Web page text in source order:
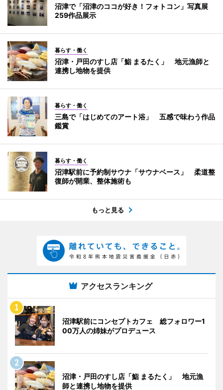
沼津で「沼津のココが好き！フォトコン」写真展
259作品展示
暮らす・働く
沼津・戸田のすし店「鮨 まるたく」 地元漁師と
連携し地物を提供
暮らす・働く
三島で「はじめてのアート浴」 五感で味わう作品
鑑賞
暮らす・働く
沼津駅前に予約制サウナ「サウナベース」 柔道整
復師が開業、整体施術も
もっと見る
アクセスランキング
沼津駅前にコンセプトカフェ 総フォロワー1
00万人の姉妹がプロデュース
沼津・戸田のすし店「鮨 まるたく」 地元漁
師と連携し地物を提供